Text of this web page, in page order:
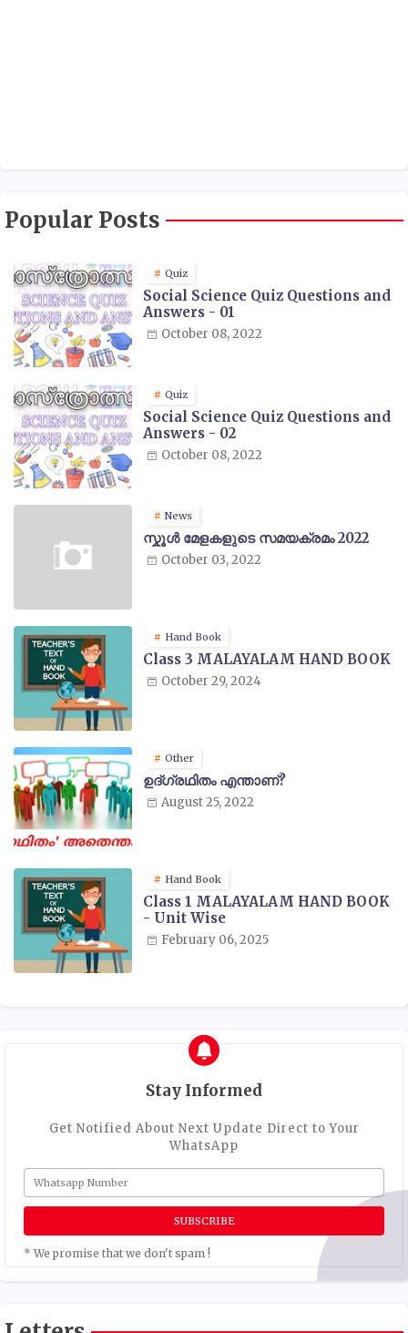
Popular Posts
Quiz
Social Science Quiz Questions and
Answers - 01
October 08, 2022
Quiz
Social Science Quiz Questions and
Answers - 02
October 08, 2022
News
സ്കൂൾ മേളകളുടെ സമയക്രമം 2022
October 03, 2022
Hand Book
Class 3 MALAYALAM HAND BOOK
October 29, 2024
Other
ഉദ്ഗ്രഥിതം എന്താണ്?
August 25, 2022
Hand Book
Class 1 MALAYALAM HAND BOOK
- Unit Wise
February 06, 2025
Stay Informed
Get Notified About Next Update Direct to Your
WhatsApp
* We promise that we don't spam !